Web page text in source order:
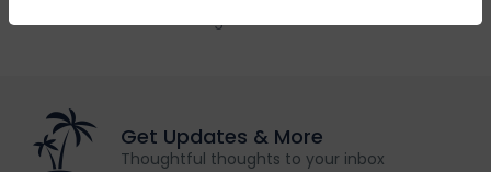
Showing 1 - 1 of 1 Tours
Get Updates & More
Thoughtful thoughts to your inbox